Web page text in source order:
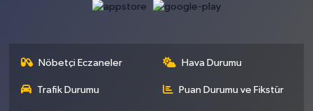
Nöbetçi Eczaneler Hava Durumu
Trafik Durumu Puan Durumu ve Fikstür